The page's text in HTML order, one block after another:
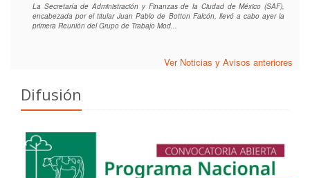
Ver Noticias y Avisos anteriores
La Secretaría de Administración y Finanzas de la Ciudad de México (SAF),
encabezada por el titular Juan Pablo de Botton Falcón, llevó a cabo ayer la
primera Reunión del Grupo de Trabajo Mod...
Difusión